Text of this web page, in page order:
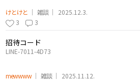
けとけと
雑談
2025.12.3.
3
3
招待コード
LINE-7011-4D73
mewwww 雑談
2025.11.12.